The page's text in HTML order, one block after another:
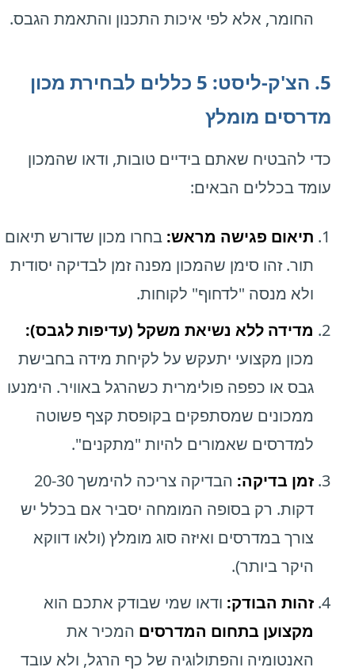
החומר, אלא לפי איכות התכנון והתאמת הגבס.
5. הצ'ק-ליסט: 5 כללים לבחירת מכון
מדרסים מומלץ
כדי להבטיח שאתם בידיים טובות, ודאו שהמכון
עומד בכללים הבאים:
תיאום פגישה מראש: בחרו מכון שדורש תיאום
תור. זהו סימן שהמכון מפנה זמן לבדיקה יסודית
ולא מנסה "לדחוף" לקוחות.
מדידה ללא נשיאת משקל (עדיפות לגבס):
מכון מקצועי יתעקש על לקיחת מידה בחבישת
גבס או כפפה פולימרית כשהרגל באוויר. הימנעו
ממכונים שמסתפקים בקופסת קצף פשוטה
למדרסים שאמורים להיות "מתקנים".
זמן בדיקה:
הבדיקה צריכה להימשך 20-30
דקות. רק בסופה המומחה יסביר אם בכלל יש
צורך במדרסים ואיזה סוג מומלץ (ולאו דווקא
היקר ביותר).
זהות הבודק: ודאו שמי שבודק אתכם הוא
מקצוען בתחום המדרסים המכיר את
האנטומיה והפתולוגיה של כף הרגל, ולא עובד